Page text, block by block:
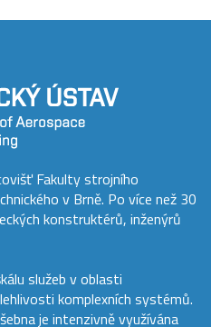
Fakulty strojního
v Brně. Po více než 30
konstruktérů, inženýrů
služeb v oblasti
komplexních systémů.
je intenzivně využívána